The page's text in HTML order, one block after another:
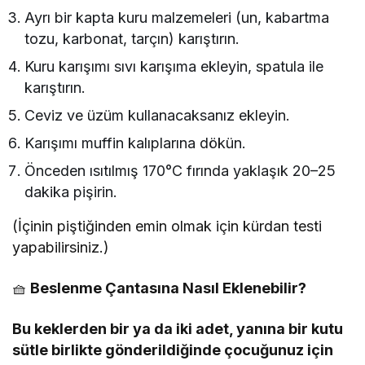
Ayrı bir kapta kuru malzemeleri (un, kabartma
tozu, karbonat, tarçın) karıştırın.
Kuru karışımı sıvı karışıma ekleyin, spatula ile
karıştırın.
Ceviz ve üzüm kullanacaksanız ekleyin.
Karışımı muffin kalıplarına dökün.
Önceden ısıtılmış 170°C fırında yaklaşık 20–25
dakika pişirin.
(İçinin piştiğinden emin olmak için kürdan testi
yapabilirsiniz.)
🧺 Beslenme Çantasına Nasıl Eklenebilir?
Bu keklerden bir ya da iki adet, yanına bir kutu
sütle birlikte gönderildiğinde çocuğunuz için